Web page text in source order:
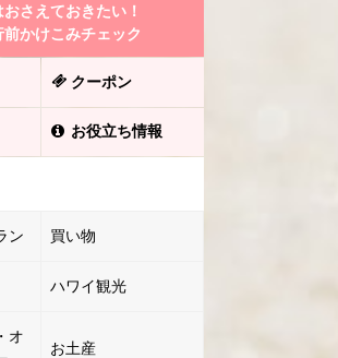
さえておきたい！
かけこみチェック
クーポン
お役立ち情報
ン 買い物
ハワイ観光
オ
お土産